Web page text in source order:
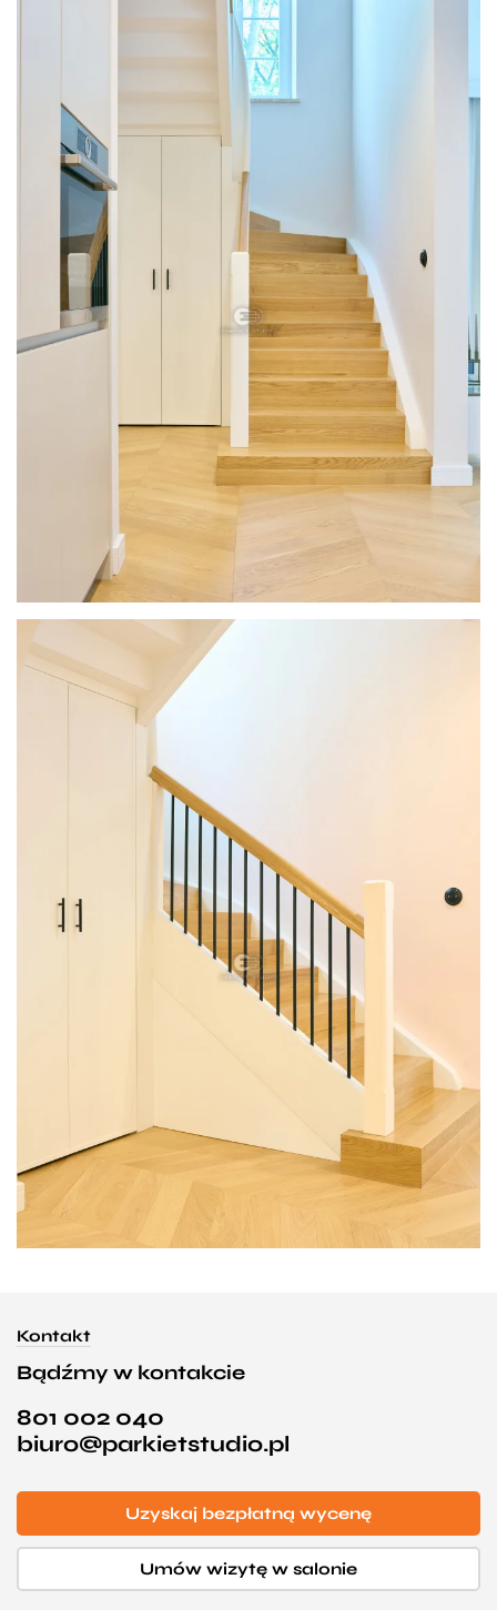
Kontakt
Bądźmy w kontakcie
801 002 040
biuro@parkietstudio.pl
Uzyskaj bezpłatną wycenę
Umów wizytę w salonie